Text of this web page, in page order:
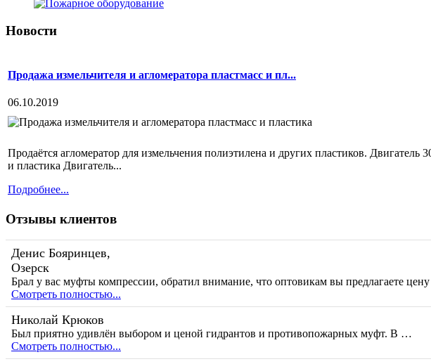
Новости
Продажа измельчителя и агломератора пластмасс и пл...
06.10.2019
Продаётся агломератор для измельчения полиэтилена и других пластиков.
и пластика Двигатель...
Подробнее...
Отзывы клиентов
Денис Бояринцев,
Озерск
Брал у вас муфты компрессии, обратил внимание, что оптовикам вы предлагаете
Смотреть полностью...
Николай Крюков
Был приятно удивлён выбором и ценой гидрантов и противопожарных муфт. В …
Смотреть полностью...